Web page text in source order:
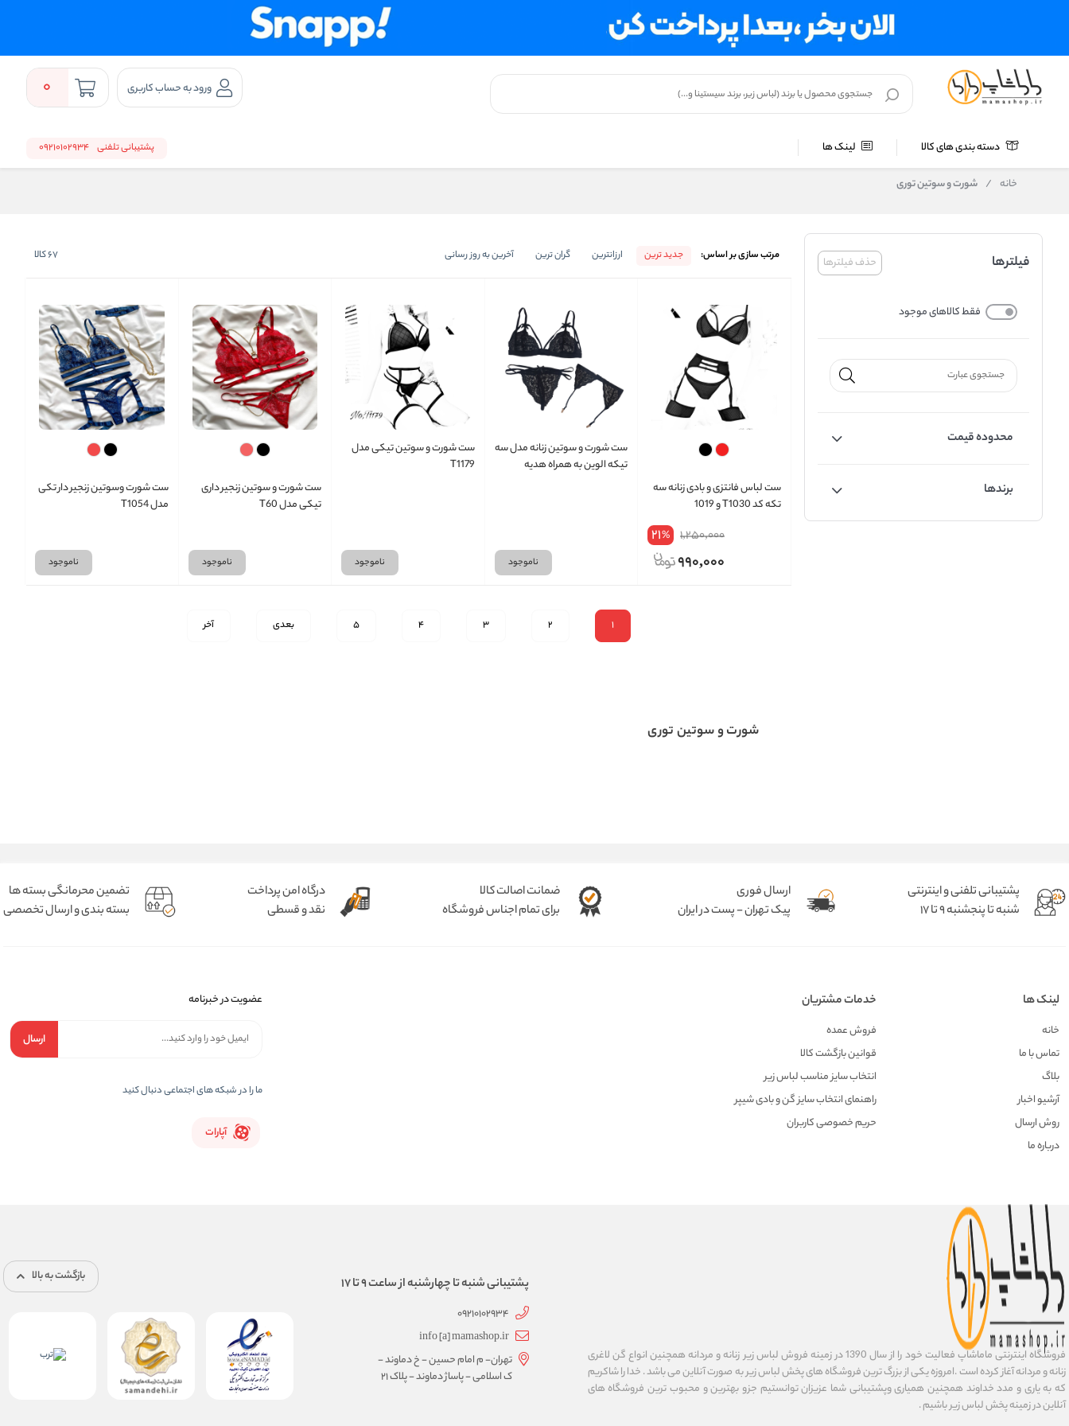
ورود به حساب کاربری 0
دسته بندی های کالا لینک ها پشتیبانی تلفنی 09210102934
خانه / شورت و سوتین توری
حذف فیلترها فیلترها
فقط کالاهای موجود
محدوده قیمت
برندها
مرتب سازی بر اساس: جدید ترین ارزانترین گران ترین آخرین به روز رسانی 67کالا
ست لباس فانتزی و بادی زنانه سه
تکه کد T1030 و 1019
1,250,000
21%
990,000
ست شورت و سوتین زنانه مدل سه
تیکه الوین به همراه هدیه
ناموجود
ست شورت و سوتین تیکی مدل
T1179
ناموجود
ست شورت و سوتین زنجیر داری
تیکی مدل T60
ناموجود
ست شورت وسوتین زنجیر دار تکی
مدل T1054
ناموجود
1
2
3
4
5 بعدی آخر
شورت و سوتین توری
پشتیبانی تلفنی و اینترنتی
شنبه تا پنجشنبه 9 تا 17
ارسال فوری
پیک تهران - پست در ایران
ضمانت اصالت کالا
برای تمام اجناس فروشگاه
درگاه امن پرداخت
نقد و قسطی
تضمین محرمانگی بسته ها
بسته بندی و ارسال تخصصی
لینک ها
خانه
تماس با ما
بلاگ
آرشیو اخبار
روش ارسال
درباره ما
خدمات مشتریان
فروش عمده
قوانین بازگشت کالا
انتخاب سایز مناسب لباس زیر
راهنمای انتخاب سایز گن و بادی شیپر
حریم خصوصی کاربران
عضویت در خبرنامه
ارسال
ما را در شبکه های اجتماعی دنبال کنید
آپارات
فروشگاه اینترنتی ماماشاپ فعالیت خود را از سال 1390 در زمینه فروش لباس زیر زنانه و مردانه همچنین انواع گن لاغری
زنانه و مردانه آغاز کرده است .امروزه یکی از بزرگ ترین فروشگاه های پخش لباس زیر به صورت آنلاین می باشد . خدا را شاکریم
که به یاری و مدد خداوند همچنین همیاری وپشتیبانی شما عزیزان توانستیم جزو بهترین و محبوب ترین فروشگاه های
آنلاین در زمینه پخش لباس زیر باشیم .
پشتیبانی شنبه تا چهارشنبه از ساعت 9 تا 17
09210102934
info [a] mamashop.ir
تهران- م امام حسین - خ دماوند -
ک اسلامی - پاساژ دماوند - پلاک 21
بازگشت به بالا